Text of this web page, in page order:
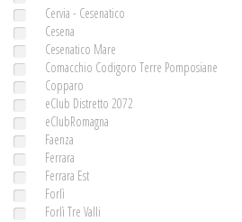
Cervia - Cesenatico
Cesena
Cesenatico Mare
Comacchio Codigoro Terre Pomposiane
Copparo
eClub Distretto 2072
eClubRomagna
Faenza
Ferrara
Ferrara Est
Forlì
Forlì Tre Valli